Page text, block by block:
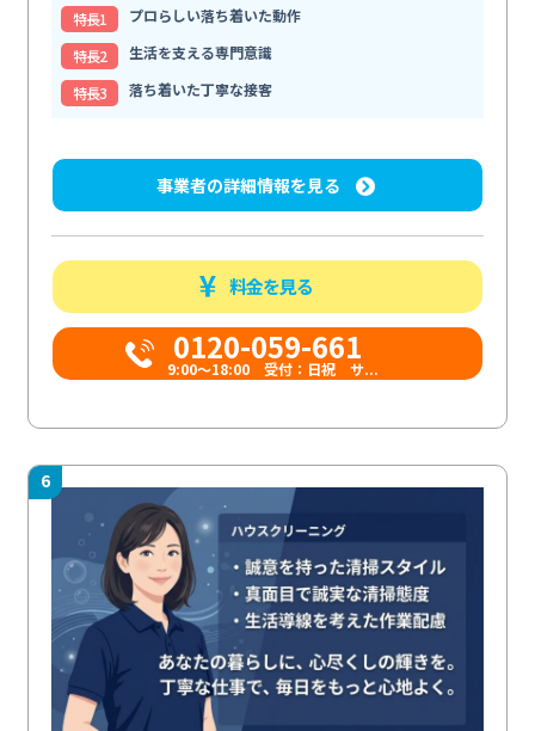
特⻑1
プロらしい落ち着いた動作
特⻑2
生活を支える専門意識
特⻑3
落ち着いた丁寧な接客
事業者の詳細情報を見る
料金を見る
0120-059-661
9:00〜18:00 受付：日祝 サ...
6